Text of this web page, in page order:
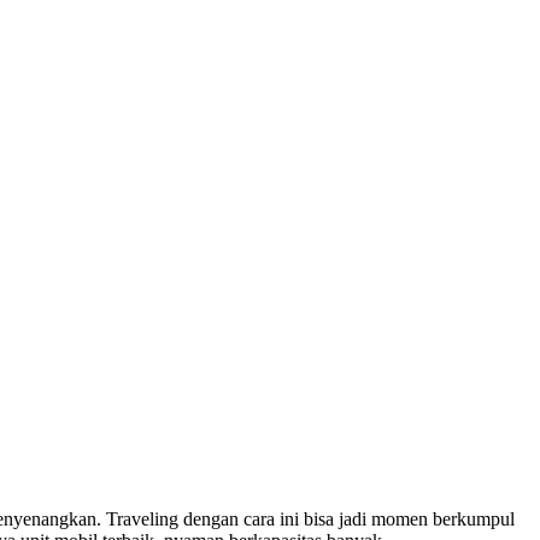
Traveling dengan cara ini bisa jadi momen berkumpul